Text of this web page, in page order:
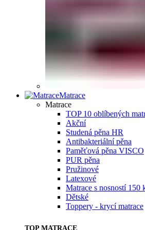
Matrace
Matrace
TOP 10 oblíbených
Akční
Studená pěna HR
Antibakteriální pěna
Paměťová pěna VISCO
PUR pěna
Pružinové
Latexové
Matrace s nosností 150
Dětské
Toppery - krycí matrace
TOP MATRACE